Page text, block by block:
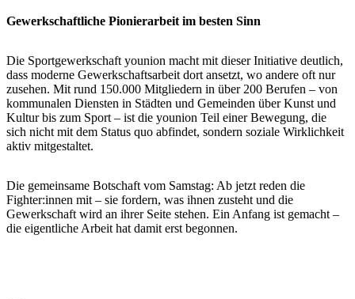
Gewerkschaftliche Pionierarbeit im besten Sinn
Die Sportgewerkschaft younion macht mit dieser Initiative deutlich,
dass moderne Gewerkschaftsarbeit dort ansetzt, wo andere oft nur
zusehen. Mit rund 150.000 Mitgliedern in über 200 Berufen – von
kommunalen Diensten in Städten und Gemeinden über Kunst und
Kultur bis zum Sport – ist die younion Teil einer Bewegung, die
sich nicht mit dem Status quo abfindet, sondern soziale Wirklichkeit
aktiv mitgestaltet.
Die gemeinsame Botschaft vom Samstag: Ab jetzt reden die
Fighter:innen mit – sie fordern, was ihnen zusteht und die
Gewerkschaft wird an ihrer Seite stehen. Ein Anfang ist gemacht –
die eigentliche Arbeit hat damit erst begonnen.